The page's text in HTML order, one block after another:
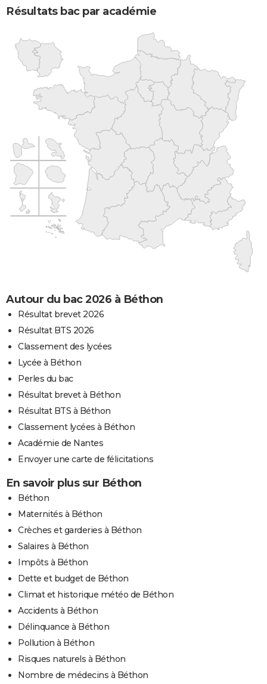
Résultats bac par académie
Autour du bac 2026 à Béthon
Résultat brevet 2026
Résultat BTS 2026
Classement des lycées
Lycée à Béthon
Perles du bac
Résultat brevet à Béthon
Résultat BTS à Béthon
Classement lycées à Béthon
Académie de Nantes
Envoyer une carte de félicitations
En savoir plus sur Béthon
Béthon
Maternités à Béthon
Crèches et garderies à Béthon
Salaires à Béthon
Impôts à Béthon
Dette et budget de Béthon
Climat et historique météo de Béthon
Accidents à Béthon
Délinquance à Béthon
Pollution à Béthon
Risques naturels à Béthon
Nombre de médecins à Béthon